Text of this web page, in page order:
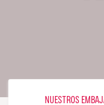
NUESTROS